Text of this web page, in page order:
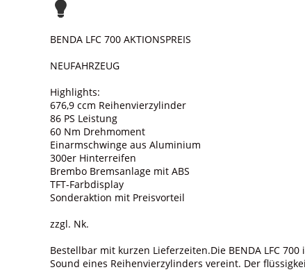
BENDA LFC 700 AKTIONSPREIS
NEUFAHRZEUG
Highlights:
676,9 ccm Reihenvierzylinder
86 PS Leistung
60 Nm Drehmoment
Einarmschwinge aus Aluminium
300er Hinterreifen
Brembo Bremsanlage mit ABS
TFT-Farbdisplay
Sonderaktion mit Preisvorteil
zzgl. Nk.
Bestellbar mit kurzen Lieferzeiten.Die BENDA LFC
Sound eines Reihenvierzylinders vereint. Der